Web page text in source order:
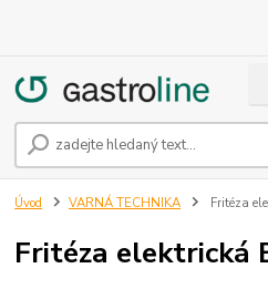
Úvod VARNÁ TECHNIKA Fritéza
Fritéza elektrická